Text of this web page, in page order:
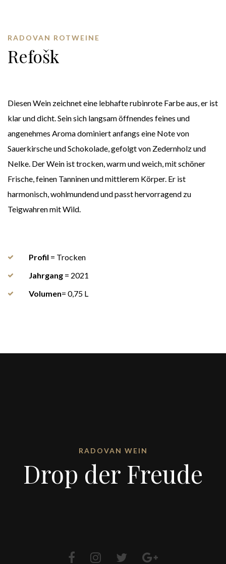
RADOVAN ROTWEINE
Refošk
Diesen Wein zeichnet eine lebhafte rubinrote Farbe aus, er ist
klar und dicht. Sein sich langsam öffnendes feines und
angenehmes Aroma dominiert anfangs eine Note von
Sauerkirsche und Schokolade, gefolgt von Zedernholz und
Nelke. Der Wein ist trocken, warm und weich, mit schöner
Frische, feinen Tanninen und mittlerem Körper. Er ist
harmonisch, wohlmundend und passt hervorragend zu
Teigwahren mit Wild.
Profil = Trocken
Jahrgang = 2021
Volumen= 0,75 L
RADOVAN WEIN
Drop der Freude